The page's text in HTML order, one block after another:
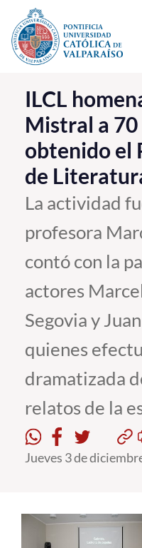
Click acá para ir
La Universidad
Investigación,
PUCV Internacional
Vinculación con el
Admisión
Pregrado
Postgrado
Formación Continua
Estudiantes
Académicos
Funcionarios
Alumni
ILCL
Mistral a 70
obtenido el
de
La actividad
profesora
contó con la
actores
Segovia y
quienes
dramatizada
relatos de la
Jueves 3 de